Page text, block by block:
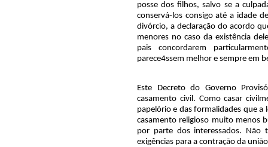
posse dos filhos, salvo se a
conservá-los consigo até a idade
divórcio, a declaração do acordo
menores no caso da existência
pais concordarem
parece4ssem melhor e sempre em
Este Decreto do Governo
casamento civil. Como casar
papelório e das formalidades que a
casamento religioso muito menos
por parte dos interessados. Não
exigências para a contração da